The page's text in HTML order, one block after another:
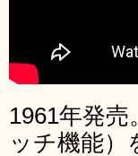
1961年発
ッチ機能